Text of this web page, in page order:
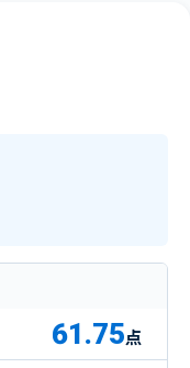
61.75点